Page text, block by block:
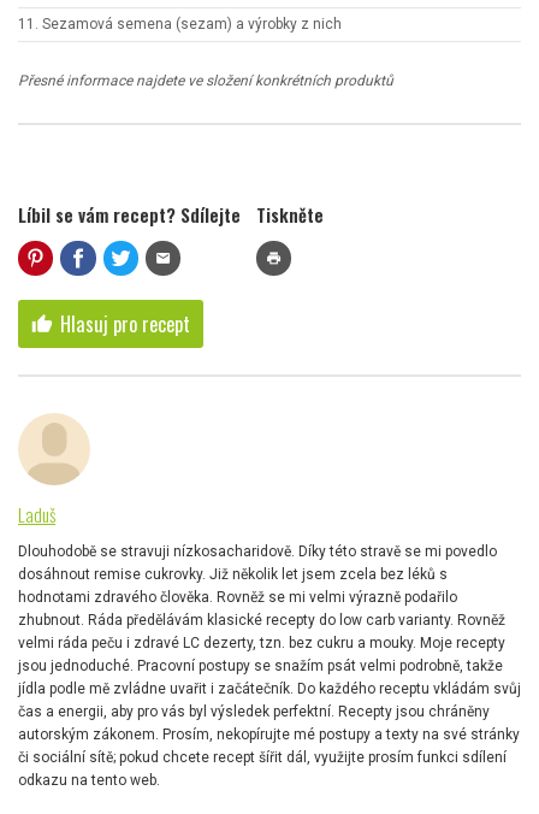
11. Sezamová semena (sezam) a výrobky z nich
Přesné informace najdete ve složení konkrétních produktů
Líbil se vám recept? Sdílejte
mail
Tiskněte
print
thumb_up Hlasuj pro recept
Laduš
Dlouhodobě se stravuji nízkosacharidově. Díky této stravě se mi povedlo
dosáhnout remise cukrovky. Již několik let jsem zcela bez léků s
hodnotami zdravého člověka. Rovněž se mi velmi výrazně podařilo
zhubnout. Ráda předělávám klasické recepty do low carb varianty. Rovněž
velmi ráda peču i zdravé LC dezerty, tzn. bez cukru a mouky. Moje recepty
jsou jednoduché. Pracovní postupy se snažím psát velmi podrobně, takže
jídla podle mě zvládne uvařit i začátečník. Do každého receptu vkládám svůj
čas a energii, aby pro vás byl výsledek perfektní. Recepty jsou chráněny
autorským zákonem. Prosím, nekopírujte mé postupy a texty na své stránky
či sociální sítě; pokud chcete recept šířit dál, využijte prosím funkci sdílení
odkazu na tento web.